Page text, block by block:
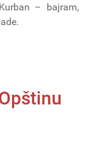
– bajram,